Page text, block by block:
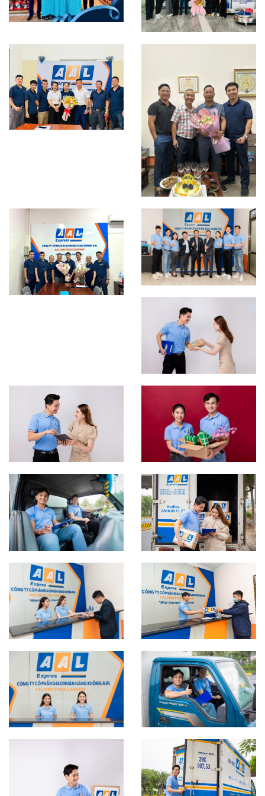
LỄ BỔ NHIỆM CÁN
BỘ QUẢN LÝ
CÔNG TYCHI TIẾT
CHI TIẾT
CHI TIẾT
CHI TIẾT CHI TIẾT
CHI TIẾT
CHI TIẾT CHI TIẾT
CHI TIẾT CHI TIẾT
CHI TIẾT
CHI TIẾT
CHI TIẾT
CHI TIẾT